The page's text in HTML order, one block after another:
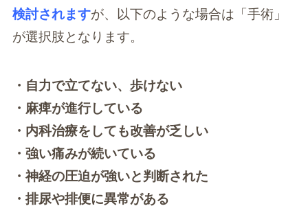
検討されますが、以下のような場合は「手術」
が選択肢となります。
・自力で立てない、歩けない
・麻痺が進行している
・内科治療をしても改善が乏しい
・強い痛みが続いている
・神経の圧迫が強いと判断された
・排尿や排便に異常がある